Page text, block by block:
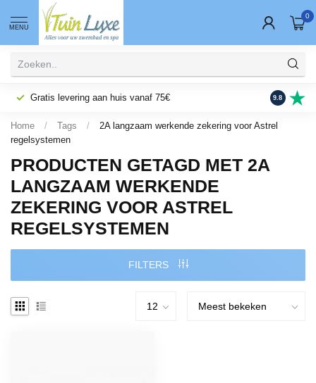
MENU
0
Gratis levering aan huis vanaf 75€ Fysieke
9.8
Home / Tags /
2A langzaam werkende zekering voor Astrel
regelsystemen
PRODUCTEN GETAGD MET 2A
LANGZAAM WERKENDE
ZEKERING VOOR ASTREL
REGELSYSTEMEN
FILTERS